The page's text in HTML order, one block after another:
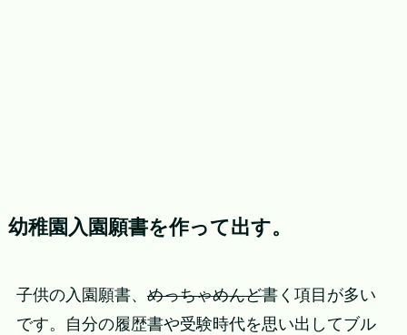
幼稚園入園願書を作って出す。
子供の入園願書、 めっちゃめんど書く項目が多い
です。自分の履歴書や受験時代を思い出してブル